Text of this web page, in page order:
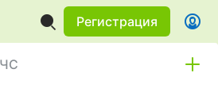
Регистрация
ЧC